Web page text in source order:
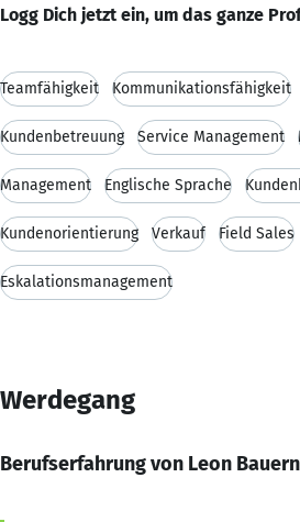
Logg Dich jetzt ein, um das ganze
Teamfähigkeit Kommunikationsfähigkeit
Kundenbetreuung Service Management
Management Englische Sprache
Kundenorientierung Verkauf Field Sales
Eskalationsmanagement
Werdegang
Berufserfahrung von Leon